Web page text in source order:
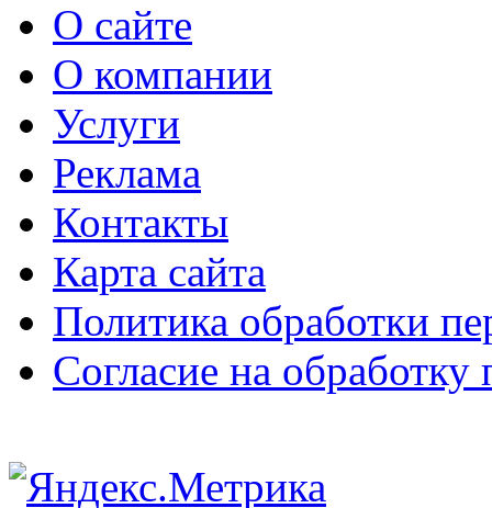
О сайте
О компании
Услуги
Реклама
Контакты
Карта сайта
Политика обработки
Согласие на